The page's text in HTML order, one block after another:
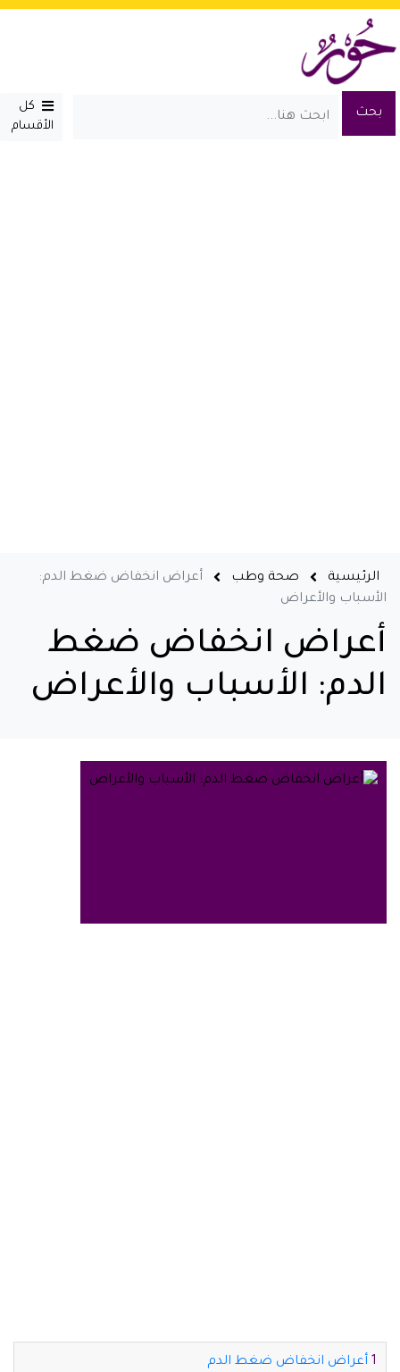
كل
الأقسام
الرئيسية صحة وطب
أعراض انخفاض ضغط الدم:
الأسباب والأعراض
أعراض انخفاض ضغط
الدم: الأسباب والأعراض
أعراض انخفاض ضغط الدم